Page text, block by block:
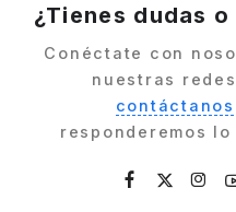
¿Tienes dudas
Conéctate con
nuestras
responderemos